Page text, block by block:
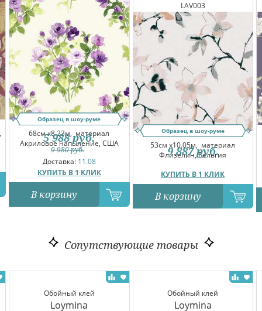
Образец в шоу-руме
68см x8.23м, материал
Акриловое напыление, США
Доставка: 11.08
КУПИТЬ В 1 КЛИК
9 980руб.
5 988 руб.
В корзину
LAV003
Образец в шоу-руме
53см x10.05м, материал
Флизелин, Бельгия
КУПИТЬ В 1 КЛИК
9 887 руб.
В корзину
Сопутствующие товары
Обойный клей
Loymina
Обойный клей
Loymina